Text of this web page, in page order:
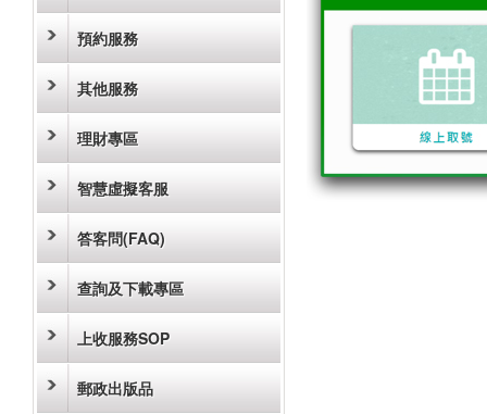
預約服務
其他服務
理財專區
智慧虛擬客服
答客問(FAQ)
查詢及下載專區
上收服務SOP
郵政出版品